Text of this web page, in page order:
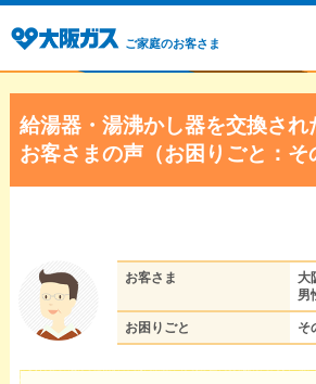
ご家庭のお客さま
給湯器・湯沸かし器を交換され
お客さまの声（お困りごと：そ
お客さま
大
男
お困りごと そ